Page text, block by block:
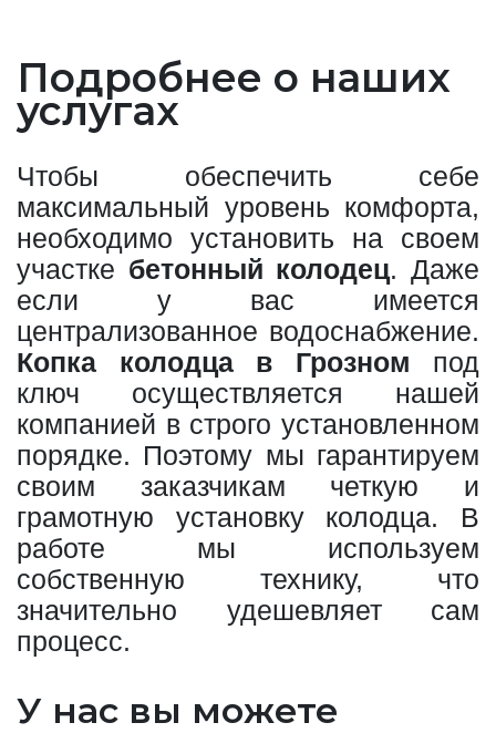
Подробнее о наших
услугах
Чтобы обеспечить себе
максимальный уровень комфорта,
необходимо установить на своем
участке бетонный колодец. Даже
если у вас имеется
централизованное водоснабжение.
Копка колодца в Грозном под
ключ осуществляется нашей
компанией в строго установленном
порядке. Поэтому мы гарантируем
своим заказчикам четкую и
грамотную установку колодца. В
работе мы используем
собственную технику, что
значительно удешевляет сам
процесс.
У нас вы можете